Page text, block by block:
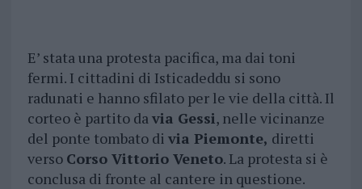
E’ stata una protesta pacifica, ma dai toni
fermi. I cittadini di Isticadeddu si sono
radunati e hanno sfilato per le vie della città. Il
corteo è partito da via Gessi, nelle vicinanze
del ponte tombato di via Piemonte, diretti
verso Corso Vittorio Veneto. La protesta si è
conclusa di fronte al cantere in questione.